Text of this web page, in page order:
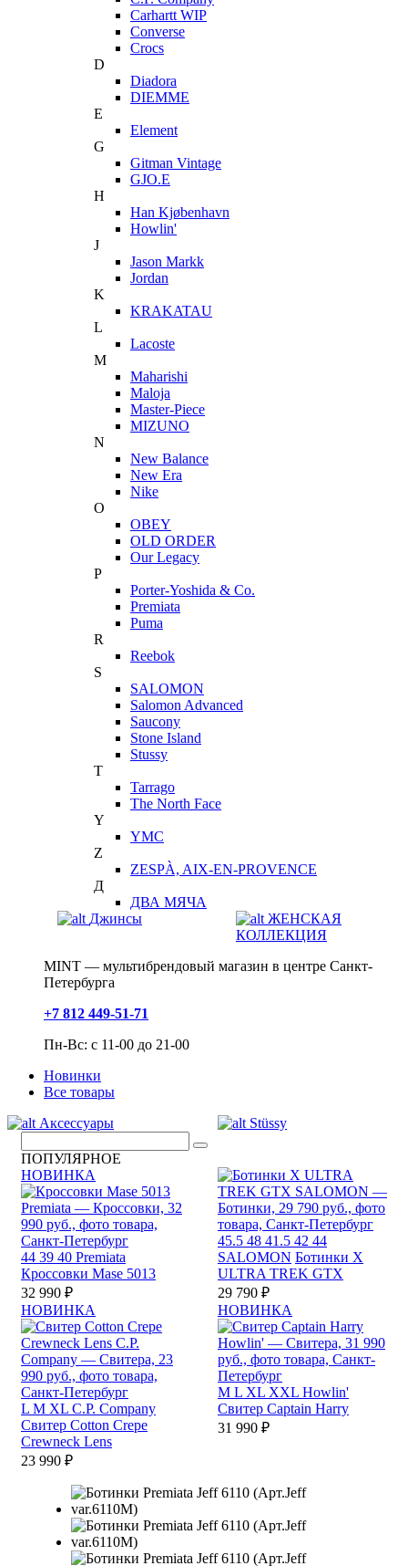
Carhartt WIP
Converse
Crocs
D
Diadora
DIEMME
E
Element
G
Gitman Vintage
GJO.E
H
Han Kjøbenhavn
Howlin'
J
Jason Markk
Jordan
K
KRAKATAU
L
Lacoste
M
Maharishi
Maloja
Master-Piece
MIZUNO
N
New Balance
New Era
Nike
O
OBEY
OLD ORDER
Our Legacy
P
Porter-Yoshida & Co.
Premiata
Puma
R
Reebok
S
SALOMON
Salomon Advanced
Saucony
Stone Island
Stussy
T
Tarrago
The North Face
Y
YMC
Z
ZESPÀ, AIX-EN-PROVENCE
Д
ДВА МЯЧА
Джинсы
ЖЕНСКАЯ
КОЛЛЕКЦИЯ
MINT — мультибрендовый магазин в центре Санкт-
Петербурга
+7 812 449-51-71
Пн-Вс: с 11-00 до 21-00
Новинки
Все товары
Аксессуары
Stüssy
ПОПУЛЯРНОЕ
НОВИНКА
44 39 40 Premiata
Кроссовки Mase 5013
32 990 ₽
45.5 48 41.5 42 44
SALOMON Ботинки X
ULTRA TREK GTX
29 790 ₽
НОВИНКА
L M XL C.P. Company
Свитер Cotton Crepe
Crewneck Lens
23 990 ₽
НОВИНКА
M L XL XXL Howlin'
Свитер Captain Harry
31 990 ₽